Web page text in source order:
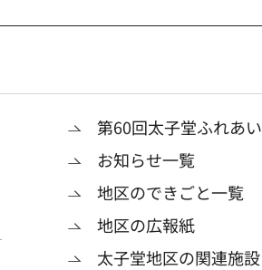
第60回太子堂ふれあ
お知らせ一覧
地区のできごと一覧
地区の広報紙
太子堂地区の関連施設